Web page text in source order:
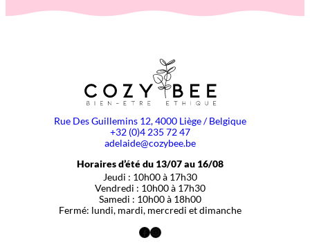
Rue Des Guillemins 12, 4000 Liège / Belgique
+32 (0)4 235 72 47
adelaide@cozybee.be
Horaires d’été du 13/07 au 16/08
Jeudi : 10h00 à 17h30
Vendredi : 10h00 à 17h30
Samedi : 10h00 à 18h00
Fermé: lundi, mardi, mercredi et dimanche
Facebook
Instagram